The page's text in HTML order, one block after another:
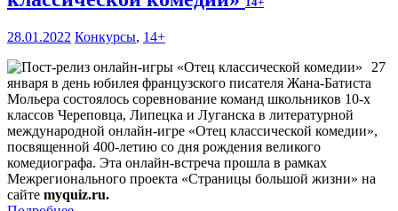
28.01.2022 Конкурсы, 14+
27
января в день юбилея французского писателя Жана-Батиста
Мольера состоялось соревнование команд школьников 10-х
классов Череповца, Липецка и Луганска в литературной
международной онлайн-игре «Отец классической комедии»,
посвященной 400-летию со дня рождения великого
комедиографа. Эта онлайн-встреча прошла в рамках
Межрегионального проекта «Страницы большой жизни» на
сайте myquiz.ru.